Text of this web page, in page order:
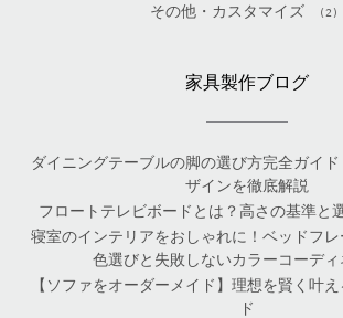
その他・カスタマイズ (2)
家具製作ブログ
ダイニングテーブルの脚の選び方完全ガイ
ザインを徹底解説
フロートテレビボードとは？高さの基準と
寝室のインテリアをおしゃれに！ベッドフ
色選びと失敗しないカラーコーデ
【ソファをオーダーメイド】理想を賢く叶
ド